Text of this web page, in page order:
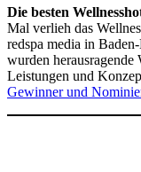
Die besten
Mal verlieh das
redspa media in
wurden herausragende
Leistungen und
Gewinner und